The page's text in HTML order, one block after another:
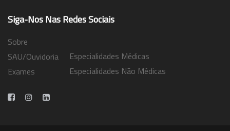
Siga-Nos Nas Redes Sociais
Sobre
SAU/Ouvidoria
Exames
Especialidades Médicas
Especialidades Não Médicas